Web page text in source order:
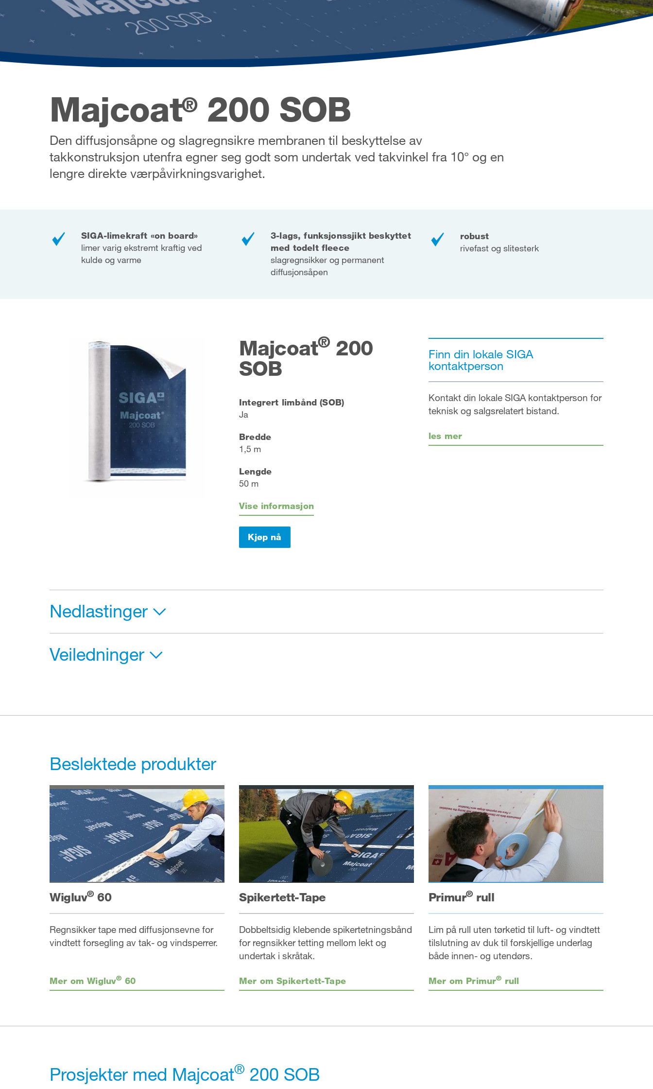
Majcoat®200 SOB
Den diffusjonsåpne og slagregnsikre membranen til beskyttelse av
takkonstruksjon utenfra egner seg godt som undertak ved takvinkel fra 10° og en
lengre direkte værpåvirkningsvarighet.
SIGA-limekraft «on board»
limer varig ekstremt kraftig ved
kulde og varme
3-lags, funksjonssjikt beskyttet
med todelt fleece
slagregnsikker og permanent
diffusjonsåpen
robust
rivefast og slitesterk
Majcoat® 200
SOB
Integrert limbånd (SOB)
Ja
Bredde
1,5 m
Lengde
50 m
Vise informasjon
Kjøp nå
Finn din lokale SIGA
kontaktperson
Kontakt din lokale SIGA kontaktperson for
teknisk og salgsrelatert bistand.
les mer
Nedlastinger
Veiledninger
Beslektede produkter
Wigluv®60
Regnsikker tape med diffusjonsevne for
vindtett forsegling av tak- og vindsperrer.
Mer om Wigluv® 60
Spikertett-Tape
Dobbeltsidig klebende spikertetningsbånd
for regnsikker tetting mellom lekt og
undertak i skråtak.
Mer om Spikertett-Tape
Primur®rull
Lim på rull uten tørketid til luft- og vindtett
tilslutning av duk til forskjellige underlag
både innen- og utendørs.
Mer om Primur® rull
Prosjekter med Majcoat® 200 SOB